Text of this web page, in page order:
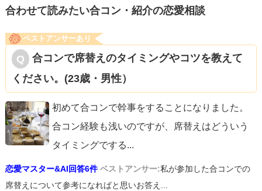
合わせて読みたい合コン・紹介の恋愛相談
ベストアンサーあり
合コンで席替えのタイミングやコツを教えて
ください。(23歳・男性）
初めて合コンで幹事をすることになりました。
合コン経験も浅いのですが、席替えはどういう
タイミングでする...
恋愛マスター&AI回答6件 ベストアンサー:私が参加した合コンでの
席替えについて参考になればと思いお答え...